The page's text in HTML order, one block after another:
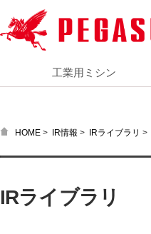
工業用ミシン
HOME > IR情報 > IRライブラリ >
IRライブラリ